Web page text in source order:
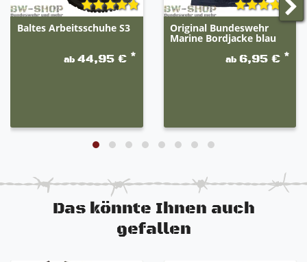
Baltes Arbeitsschuhe S3
ab44,95 € *
Original Bundeswehr
Marine Bordjacke blau
ab 6,95 € *
Das könnte Ihnen auch
gefallen